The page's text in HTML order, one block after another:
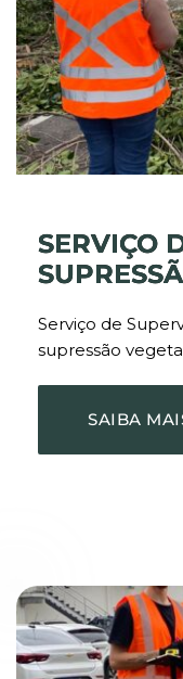
SERVIÇO
Serviço de
supressão
SAIBA